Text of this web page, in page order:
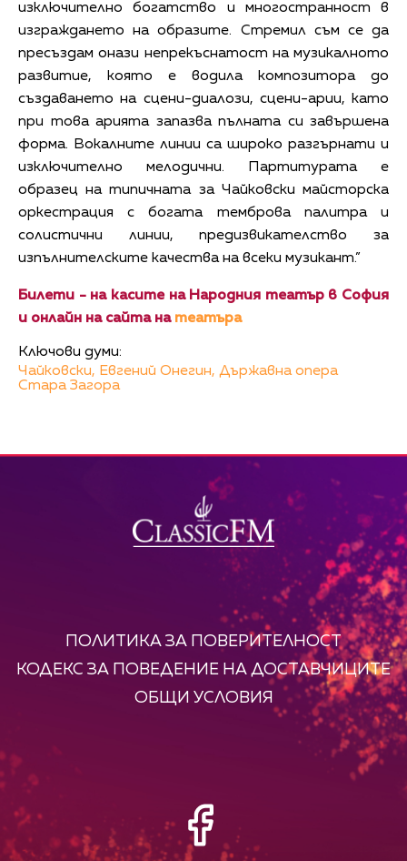
изключително богатство и многостранност в
изграждането на образите. Стремил съм се да
пресъздам онази непрекъснатост на музикалното
развитие, която е водила композитора до
създаването на сцени-диалози, сцени-арии, като
при това арията запазва пълната си завършена
форма. Вокалните линии са широко разгърнати и
изключително мелодични. Партитурата е
образец на типичната за Чайковски майсторска
оркестрация с богата темброва палитра и
солистични линии, предизвикателство за
изпълнителските качества на всеки музикант.”
Билети - на касите на Народния театър в София
и онлайн на сайта на театъра
Ключови думи:
Чайковски, Евгений Онегин, Държавна опера
Стара Загора
ПОЛИТИКА ЗА ПОВЕРИТЕЛНОСТ
КОДЕКС ЗА ПОВЕДЕНИЕ НА ДОСТАВЧИЦИТЕ
ОБЩИ УСЛОВИЯ